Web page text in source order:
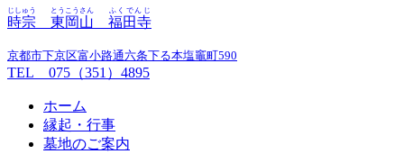
時宗
じしゅう
東岡山
とうこうさん
福田寺
ふくでんじ
京都市下京区富小路通六条下る本塩竈町590
TEL 075（351）4895
ホーム
縁起・行事
墓地のご案内